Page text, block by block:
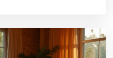
výběru. Zjistíte také,
součástí každého